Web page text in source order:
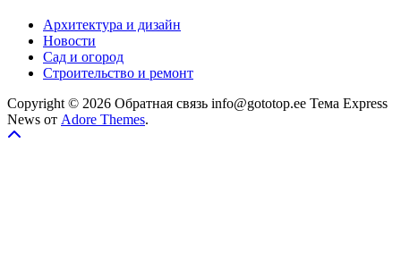
Архитектура и дизайн
Новости
Сад и огород
Строительство и ремонт
Copyright © 2026 Обратная связь info@gototop.ee Тема Express
News от Adore Themes.